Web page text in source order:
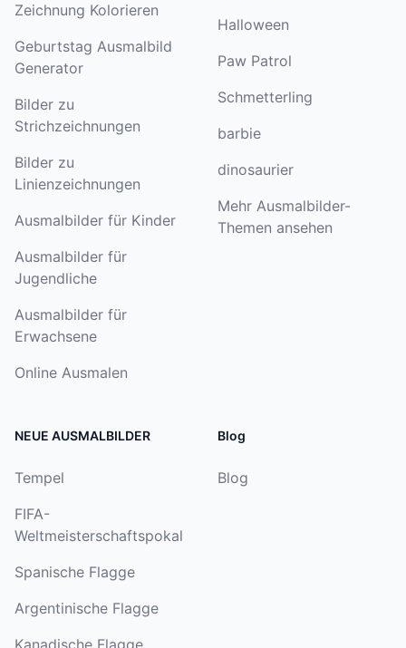
Zeichnung Kolorieren
Geburtstag Ausmalbild
Generator
Bilder zu
Strichzeichnungen
Bilder zu
Linienzeichnungen
Ausmalbilder für Kinder
Ausmalbilder für
Jugendliche
Ausmalbilder für
Erwachsene
Online Ausmalen
Halloween
Paw Patrol
Schmetterling
barbie
dinosaurier
Mehr Ausmalbilder-
Themen ansehen
NEUE AUSMALBILDER
Tempel
FIFA-
Weltmeisterschaftspokal
Spanische Flagge
Argentinische Flagge
Kanadische Flagge
Blog
Blog